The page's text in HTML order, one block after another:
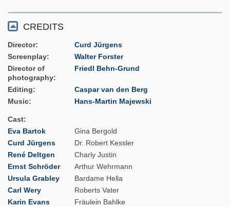
CREDITS
Director
Curd Jürgens
Screenplay
Walter Forster
Director of
photography
Friedl Behn-Grund
Editing
Caspar van den Berg
Music
Hans-Martin Majewski
Cast
Eva Bartok
Gina Bergold
Curd Jürgens
Dr. Robert Kessler
René Deltgen
Charly Justin
Ernst Schröder
Arthur Wehrmann
Ursula Grabley
Bardame Hella
Carl Wery
Roberts Vater
Karin Evans
Fräulein Bahlke